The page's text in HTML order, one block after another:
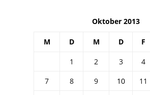
Oktober 2013
M D M D F
1 2 3 4
7
8 9 10 11